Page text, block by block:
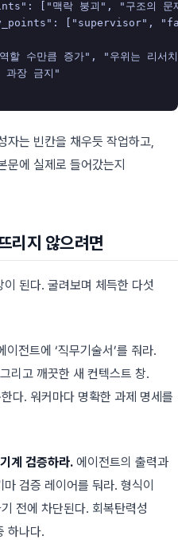
: "맥락 붕괴" ,
"구조의 문
: "supervisor" ,
할 수만큼 증가" ,
"우위는 리서
과장 금지"
자는 빈칸을 채우듯 작업하고,
문에 실제로 들어갔는지
리지 않으려면
된다. 굴려보며 체득한 다섯
이전트에 ‘직무기술서’를 줘라.
리고 깨끗한 새 컨텍스트 창.
다. 워커마다 명확한 과제 명세를
계 검증하라. 에이전트의 출력과
마 검증 레이어를 둬라. 형식이
전에 차단된다. 회복탄력성
하나다.